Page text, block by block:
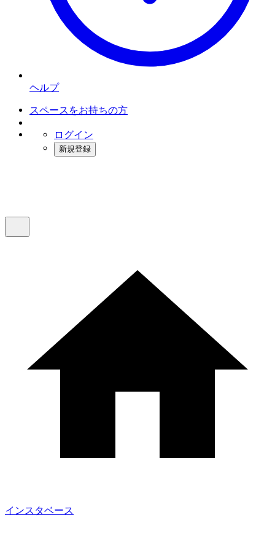
ヘルプ
スペースをお持ちの方
ログイン
新規登録
インスタベース